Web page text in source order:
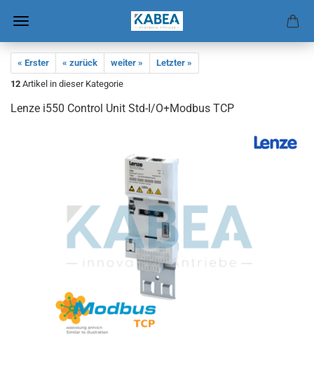
« Erster « zurück weiter »
Letzter »
12 Artikel in dieser Kategorie
Lenze i550 Con­trol Unit Std-I/O+Mod­bus TCP